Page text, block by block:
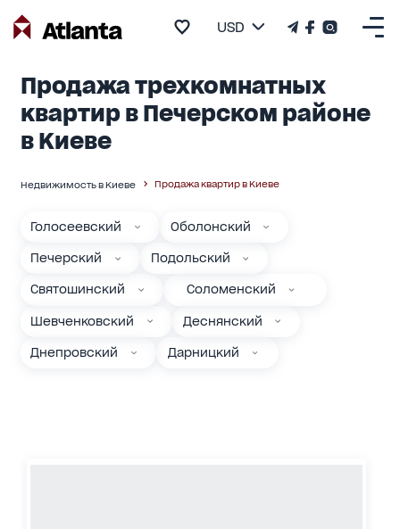
USD
Продажа трехкомнатных
квартир в Печерском районе
в Киеве
Недвижимость в Киеве Продажа квартир в Киеве
Голосеевский Оболонский
Печерский Подольский
Святошинский Соломенский
Шевченковский Деснянский
Днепровский Дарницкий